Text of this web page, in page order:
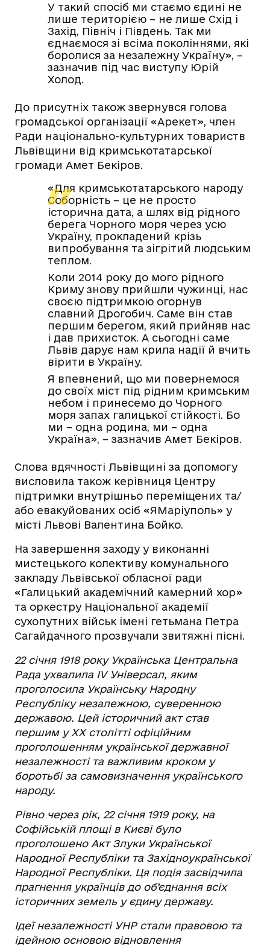
У такий спосіб ми стаємо єдині не
лише територією – не лише Схід і
Захід, Північ і Південь. Так ми
єднаємося зі всіма поколіннями, які
боролися за незалежну Україну», –
зазначив під час виступу Юрій
Холод.
До присутніх також звернувся голова
громадської організації «Арекет», член
Ради національно-культурних товариств
Львівщини від кримськотатарської
громади Амет Бекіров.
«Для кримськотатарського народу
Соборність – це не просто
історична дата, а шлях від рідного
берега Чорного моря через усю
Україну, прокладений крізь
випробування та зігрітий людським
теплом.
Коли 2014 року до мого рідного
Криму знову прийшли чужинці, нас
своєю підтримкою огорнув
славний Дрогобич. Саме він став
першим берегом, який прийняв нас
і дав прихисток. А сьогодні саме
Львів дарує нам крила надії й вчить
вірити в Україну.
Я впевнений, що ми повернемося
до своїх міст під рідним кримським
небом і принесемо до Чорного
моря запах галицької стійкості. Бо
ми – одна родина, ми – одна
Україна», – зазначив Амет Бекіров.
Слова вдячності Львівщині за допомогу
висловила також керівниця Центру
підтримки внутрішньо переміщених та/
або евакуйованих осіб «ЯМаріуполь» у
місті Львові Валентина Бойко.
На завершення заходу у виконанні
мистецького колективу комунального
закладу Львівської обласної ради
«Галицький академічний камерний хор»
та оркестру Національної академії
сухопутних військ імені гетьмана Петра
Сагайдачного прозвучали звитяжні пісні.
22 січня 1918 року Українська Центральна
Рада ухвалила IV Універсал, яким
проголосила Українську Народну
Республіку незалежною, суверенною
державою. Цей історичний акт став
першим у ХХ столітті офіційним
проголошенням української державної
незалежності та важливим кроком у
боротьбі за самовизначення українського
народу.
Рівно через рік, 22 січня 1919 року, на
Софійській площі в Києві було
проголошено Акт Злуки Української
Народної Республіки та Західноукраїнської
Народної Республіки. Ця подія засвідчила
прагнення українців до об’єднання всіх
історичних земель у єдину державу.
Ідеї незалежності УНР стали правовою та
ідейною основою відновлення